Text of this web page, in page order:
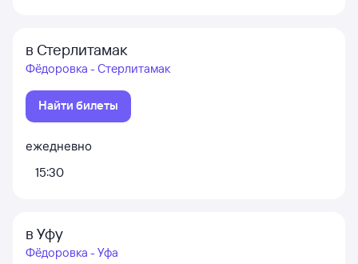
в Стерлитамак
Фёдоровка - Стерлитамак
Найти билеты
ежедневно
15:30
в Уфу
Фёдоровка - Уфа